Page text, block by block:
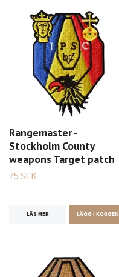
Rangemaster -
Stockholm County
weapons Target patch
75 SEK
LÄS MER LÄGG I KORGEN